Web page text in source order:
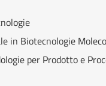
in Biotecnologie
per Prodotto e